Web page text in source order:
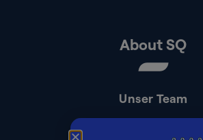
About SQ
Unser Team